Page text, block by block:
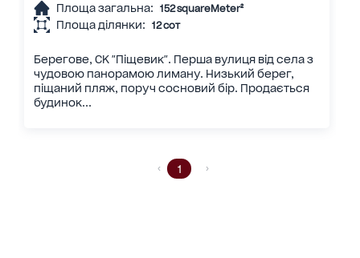
Площа загальна: 152 squareMeter²
Площа ділянки: 12 сот
Берегове, СК "Піщевик". Перша вулиця від села з
чудовою панорамою лиману. Низький берег,
піщаний пляж, поруч сосновий бір. Продається
будинок...
1